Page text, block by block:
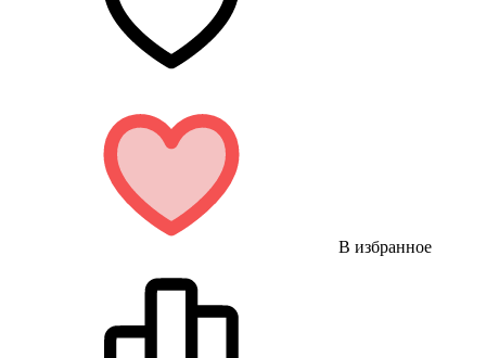
В избранное